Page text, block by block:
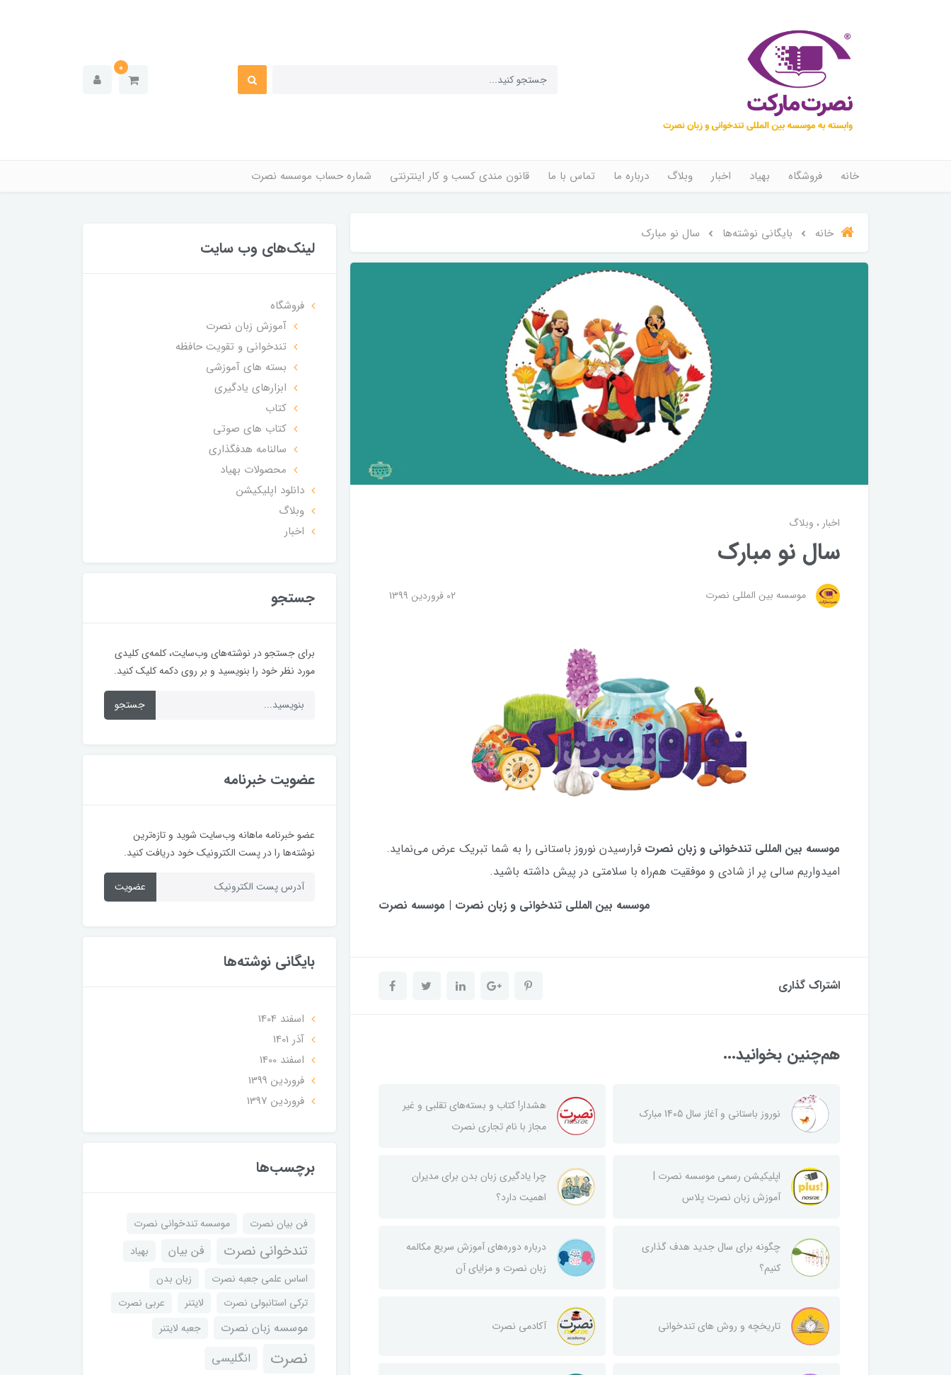
0
خانه فروشگاه بهیاد اخبار وبلاگ درباره ما تماس با ما قانون مندی کسب و کار اینترنتی شماره حساب موسسه نصرت
خانه بایگانی نوشته‌ها سال نو مبارک
اخبار وبلاگ
سال نو مبارک
موسسه بین المللی نصرت 02 فروردین 1399
موسسه بین المللی تندخوانی و زبان نصرت فرارسیدن نوروز باستانی را به شما تبریک عرض می‌نماید.
امیدواریم سالی پر از شادی و موفقیت هم‌راه با سلامتی در پیش داشته باشید.
موسسه بین المللی تندخوانی و زبان نصرت | موسسه نصرت
اشتراک گذاری
هم‌چنین بخوانید...
نوروز باستانی و آغاز سال 1405 مبارک
هشدار! کتاب و بسته‌های تقلبی و غیر
مجاز با نام تجاری نصرت
اپلیکیشن رسمی موسسه نصرت |
آموزش زبان نصرت پلاس
چرا یادگیری زبان بدن برای مدیران
اهمیت دارد؟
چگونه برای سال جدید هدف گذاری
کنیم؟
درباره دوره‌های آموزش سریع مکالمه
زبان نصرت و مزایای آن
تاریخچه و روش‌ های تندخوانی آکادمی نصرت
لینک‌های وب سایت
فروشگاه
آموزش زبان نصرت
تندخوانی و تقویت حافظه
بسته های آموزشی
ابزارهای یادگیری
کتاب
کتاب های صوتی
سالنامه هدفگذاری
محصولات بهیاد
دانلود اپلیکیشن
وبلاگ
اخبار
جستجو
برای جستجو در نوشته‌های وب‌سایت، کلمه‌ی کلیدی
مورد نظر خود را بنویسید و بر روی دکمه کلیک کنید.
جستجو
عضویت خبرنامه
عضو خبرنامه ماهانه وب‌سایت شوید و تازه‌ترین
نوشته‌ها را در پست الکترونیک خود دریافت کنید.
عضویت
بایگانی نوشته‌ها
اسفند 1404
آذر 1401
اسفند 1400
فروردین 1399
فروردین 1397
برچسب‌ها
فن بیان نصرت موسسه تندخوانی نصرت
تندخوانی نصرت فن بیان
بهیاد
اساس علمی جعبه نصرت
زبان بدن
ترکی استانبولی نصرت
لایتنر عربی نصرت
موسسه زبان نصرت جعبه لایتنر
نصرت انگلیسی